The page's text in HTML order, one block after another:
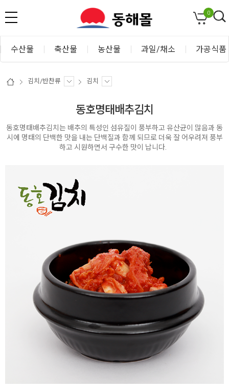
0
수산물 축산물 농산물 과일/채소 가공식품
김치/반찬류 김치
동호명태배추김치
동호명태배추김치는 배추의 특성인 섬유질이 풍부하고 유산균이 많음과 동
시에 명태의 단백한 맛을 내는 단백질과 함께 되므로 더욱 잘 어우려져 풍부
하고 시원하면서 구수한 맛이 납니다.